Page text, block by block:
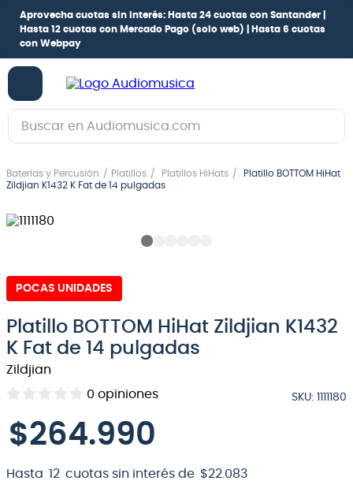
Aprovecha cuotas sin interés: Hasta 24 cuotas con Santander |
Hasta 12 cuotas con Mercado Pago (solo web) |
Hasta 6 cuotas
con Webpay
Buscar en Audiomusica.com
Baterías y Percusión Platillos Platillos HiHats
Platillo BOTTOM HiHat
Zildjian K1432 K Fat de 14 pulgadas
POCAS UNIDADES
Platillo BOTTOM HiHat Zildjian K1432
K Fat de 14 pulgadas
Zildjian
0 opiniones SKU: 1111180
$264.990
Hasta 12 cuotas sin interés de $22 083
1.
guitarra electrica
guitarra electroacústica
5.
amplificador
6.
teclado
7.
guitarra
8.
micrófono
10. violin